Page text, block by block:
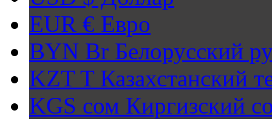
EUR € Евро
BYN Br Белорусский
KZT TКазахстанский
KGS сом Киргизский